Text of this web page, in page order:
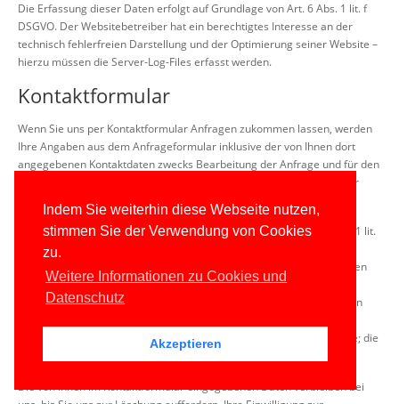
Indem Sie weiterhin diese Webseite nutzen,
stimmen Sie der Verwendung von Cookies
zu.
Weitere Informationen zu Cookies und
Datenschutz
Akzeptieren
Die Erfassung dieser Daten erfolgt auf Grundlage von Art. 6 Abs. 1 lit. f
DSGVO. Der Websitebetreiber hat ein berechtigtes Interesse an der
technisch fehlerfreien Darstellung und der Optimierung seiner Website –
hierzu müssen die Server-Log-Files erfasst werden.
Kontaktformular
Wenn Sie uns per Kontaktformular Anfragen zukommen lassen, werden
Ihre Angaben aus dem Anfrageformular inklusive der von Ihnen dort
angegebenen Kontaktdaten zwecks Bearbeitung der Anfrage und für den
Fall von Anschlussfragen bei uns gespeichert. Diese Daten geben wir
Die Verarbeitung dieser Daten erfolgt auf Grundlage von Art. 6 Abs. 1 lit.
b DSGVO, sofern Ihre Anfrage mit der Erfüllung eines Vertrags
zusammenhängt oder zur Durchführung vorvertraglicher Maßnahmen
erforderlich ist. In allen übrigen Fällen beruht die Verarbeitung auf
unserem berechtigten Interesse an der effektiven Bearbeitung der an
Einwilligung (Art. 6 Abs. 1 lit. a DSGVO) sofern diese abgefragt wurde; die
Einwilligung ist jederzeit widerrufbar.
Die von Ihnen im Kontaktformular eingegebenen Daten verbleiben bei